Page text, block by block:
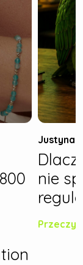
Justyna
nie